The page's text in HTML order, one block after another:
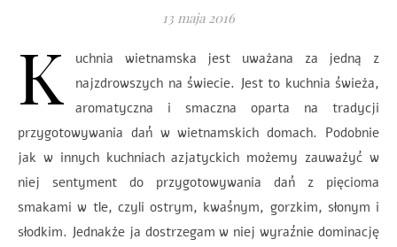
13 maja 2016
K
uchnia wietnamska jest uważana za jedną z
najzdrowszych na świecie. Jest to kuchnia świeża,
aromatyczna i smaczna oparta na tradycji
przygotowywania dań w wietnamskich domach. Podobnie
jak w innych kuchniach azjatyckich możemy zauważyć w
niej sentyment do przygotowywania dań z pięcioma
smakami w tle, czyli ostrym, kwaśnym, gorzkim, słonym i
słodkim. Jednakże ja dostrzegam w niej wyraźnie dominację